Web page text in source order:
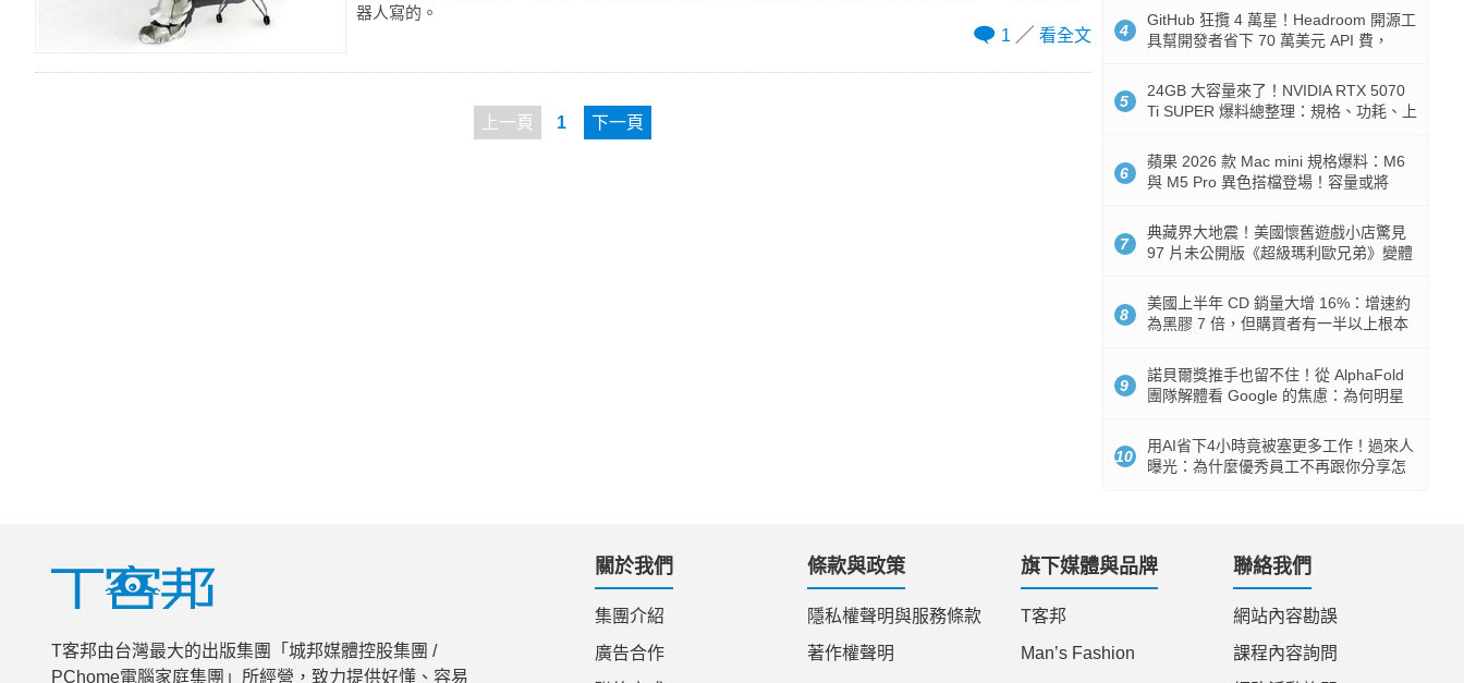
器人寫的。
1
看全文
上一頁 1 下一頁
4
GitHub 狂攬 4 萬星！Headroom 開源工
具幫開發者省下 70 萬美元 API 費，
5
24GB 大容量來了！NVIDIA RTX 5070
Ti SUPER 爆料總整理：規格、功耗、上
6
蘋果 2026 款 Mac mini 規格爆料：M6
與 M5 Pro 異色搭檔登場！容量或將
7
典藏界大地震！美國懷舊遊戲小店驚見
97 片未公開版《超級瑪利歐兄弟》變體
8
美國上半年 CD 銷量大增 16%：增速約
為黑膠 7 倍，但購買者有一半以上根本
9
諾貝爾獎推手也留不住！從 AlphaFold
團隊解體看 Google 的焦慮：為何明星
10
用AI省下4小時竟被塞更多工作！過來人
曝光：為什麼優秀員工不再跟你分享怎
T客邦由台灣最大的出版集團「城邦媒體控股集團 /
PChome電腦家庭集團」所經營，致力提供好懂、容易
關於我們
集團介紹
廣告合作
條款與政策
隱私權聲明與服務條款
著作權聲明
旗下媒體與品牌
T客邦
Man’s Fashion
聯絡我們
網站內容勘誤
課程內容詢問